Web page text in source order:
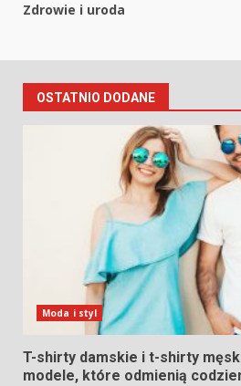
Zdrowie i uroda
OSTATNIO DODANE
Moda i styl
T-shirty damskie i t-shirty
modele, które odmienią